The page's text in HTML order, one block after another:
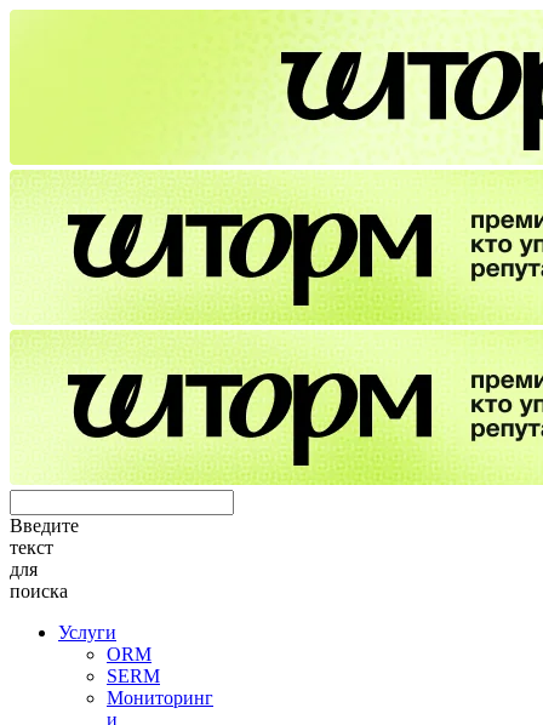
Введите
текст
для
поиска
Услуги
ORM
SERM
Мониторинг
и